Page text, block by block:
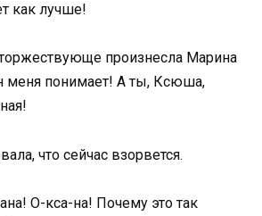
как лучше!
произнесла Марина
меня понимает! А ты, Ксюша,
что сейчас взорвется.
О-кса-на! Почему это так